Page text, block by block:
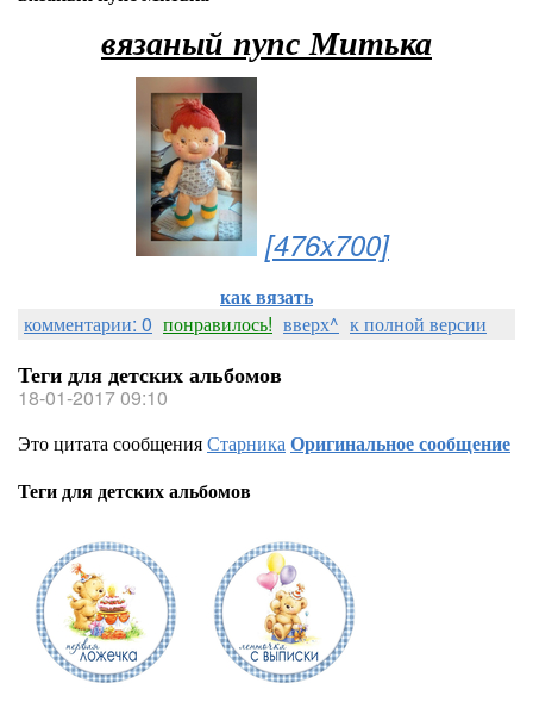
вязаный пупс Митька
[476x700]
как вязать
комментарии: 0 понравилось! вверх^ к полной версии
Теги для детских альбомов
18-01-2017 09:10
Это цитата сообщенияСтарникаОригинальное сообщение
Теги для детских альбомов